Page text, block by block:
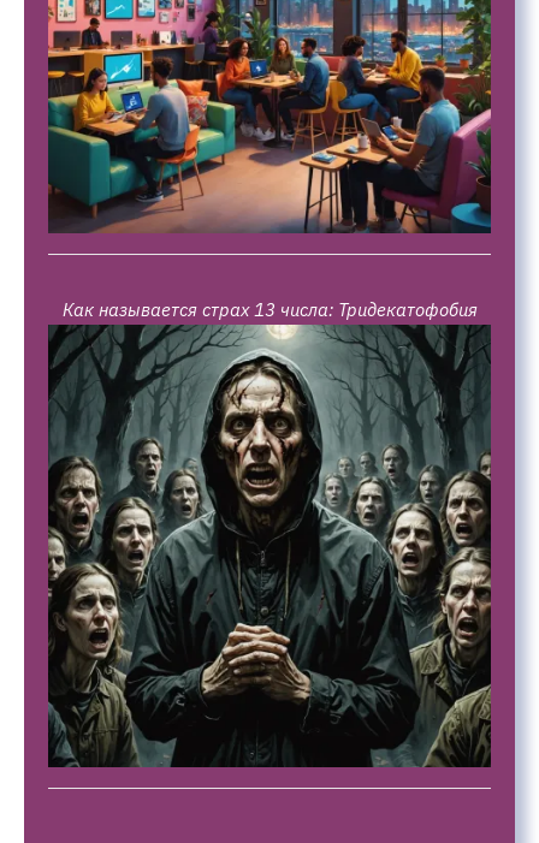
Как называется страх 13 числа: Тридекатофобия